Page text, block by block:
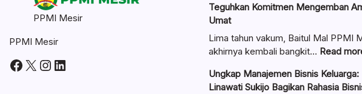
PPMI Mesir
PPMI Mesir
Facebook
X Instagram
LinkedIn
Teguhkan Komitmen Mengemban
Umat
Lima tahun vakum, Baitul Mal PPMI
akhirnya kembali bangkit… Read
Ungkap Manajemen Bisnis Keluarga:
Linawati Sukijo Bagikan Rahasia